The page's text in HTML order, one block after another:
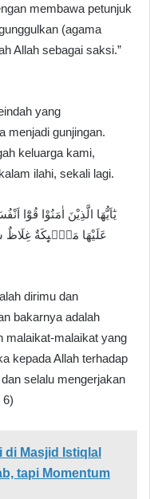
membawa petunjuk
(agama
Allah sebagai saksi.”
yang
menjadi gunjingan.
keluarga kami,
ilahi, sekali lagi.
يٰٓاَيُّهَا الَّذِيْنَ اٰمَنُوْا قُوْٓا
عَلَيْهَا مَلٰۤىِٕكَةٌ غِلَاظٌ
dirimu dan
bakarnya adalah
malaikat-malaikat yang
kepada Allah terhadap
selalu mengerjakan
6)
di Masjid Istiqlal
tapi Momentum